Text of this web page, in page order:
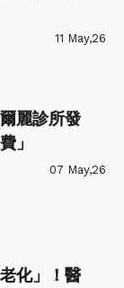
11 May,26
麗診所發
」
07 May,26
化」！醫